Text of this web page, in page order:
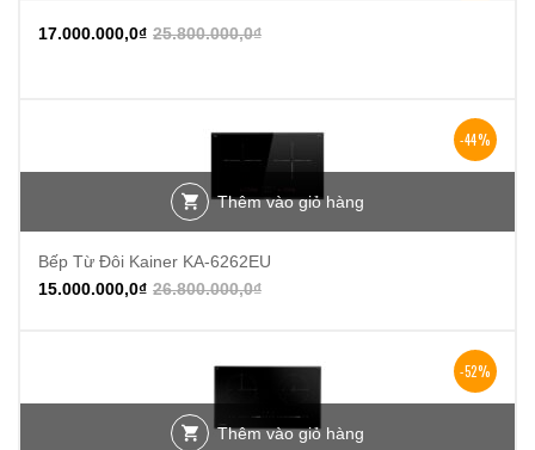
25.800.000,0₫
17.000.000,0₫
-44%
Thêm vào giỏ hàng
Bếp Từ Đôi Kainer KA-6262EU
26.800.000,0₫
15.000.000,0₫
-52%
Thêm vào giỏ hàng